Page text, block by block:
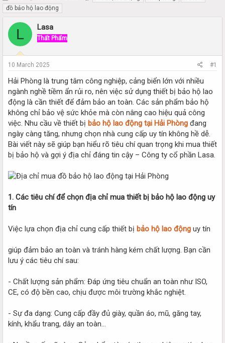
h
r
e
d
a
e
r
t
a
r
t
d
e
đồ bảo hộ lao động
L Lasa
Thất Phẩm
10 March 2025 #1
Hải Phòng là trung tâm công nghiệp, cảng biển lớn với nhiều
ngành nghề tiềm ẩn rủi ro, nên việc sử dụng thiết bị bảo hộ lao
động là cần thiết để đảm bảo an toàn. Các sản phẩm bảo hộ
không chỉ bảo vệ sức khỏe mà còn nâng cao hiệu quả công
việc. Nhu cầu về thiết bị bảo hộ lao động tại Hải Phòng đang
ngày càng tăng, nhưng chọn nhà cung cấp uy tín không hề dễ.
Bài viết này sẽ giúp bạn hiểu rõ tiêu chí quan trọng khi mua thiết
bị bảo hộ và gợi ý địa chỉ đáng tin cậy – Công ty cổ phần Lasa.
1. Các tiêu chí để chọn địa chỉ mua thiết bị bảo hộ lao động uy
tín
Việc lựa chọn địa chỉ cung cấp thiết bị bảo hộ lao động uy tín
giúp đảm bảo an toàn và tránh hàng kém chất lượng. Bạn cần
lưu ý các tiêu chí sau:
- Chất lượng sản phẩm: Đáp ứng tiêu chuẩn an toàn như ISO,
CE, có độ bền cao, chịu được môi trường khắc nghiệt.
- Sự đa dạng: Cung cấp đầy đủ giày, quần áo, mũ, găng tay,
kính, khẩu trang, dây an toàn...